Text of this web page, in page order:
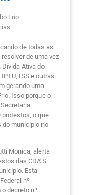
Frio
de todas as
de uma vez
Ativa do
ISS e outras
gerando uma
Isso porque o
protestos, o que
do município no
Monica, alerta
das CDA’S
Esta
nº
decreto nº